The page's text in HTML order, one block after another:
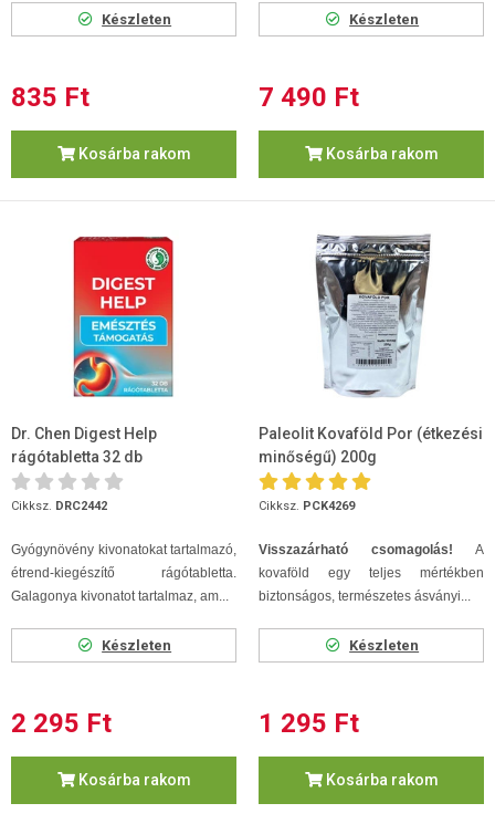
Készleten
835 Ft
Kosárba rakom
Készleten
7 490 Ft
Kosárba rakom
Dr. Chen Digest Help
rágótabletta 32 db
Cikksz. DRC2442
Gyógynövény kivonatokat tartalmazó,
étrend-kiegészítő rágótabletta.
Galagonya kivonatot tartalmaz, am...
Készleten
2 295 Ft
Kosárba rakom
Paleolit Kovaföld Por (étkezési
minőségű) 200g
Cikksz. PCK4269
Visszazárható csomagolás! A
kovaföld egy teljes mértékben
biztonságos, természetes ásványi...
Készleten
1 295 Ft
Kosárba rakom